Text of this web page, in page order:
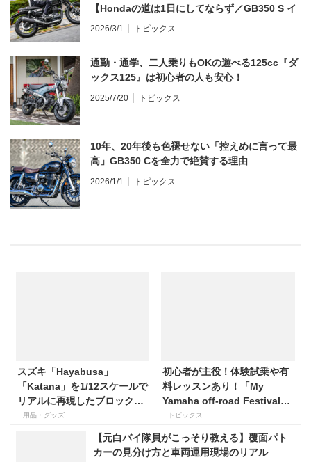
【Hondaの道は1日にしてならず／GB350 S イ
ンプレ・レビュー 前編】
2026/3/1 トピックス
通勤・通学、二人乗りもOKの遊べる125cc『ダ
ックス125』は初心者の人も安心！
2025/7/20 トピックス
10年、20年後も色褪せない「控えめに言って最
高」GB350 Cを全力で絶賛する理由
2026/1/1 トピックス
スズキ「Hayabusa」
「Katana」を1/12スケールで
リアルに再現したブロックモ
デルが登場！
用品・グッズ
初心者が主役！体験試乗や有
料レッスンあり！「My
Yamaha off-road Festival」
を9月5日・6日にオンタケエ
クスプローラーパークで実
施！
トピックス
【元白バイ隊員がこっそり教える】覆面パト
カーの見分け方と車両運用現場のリアル